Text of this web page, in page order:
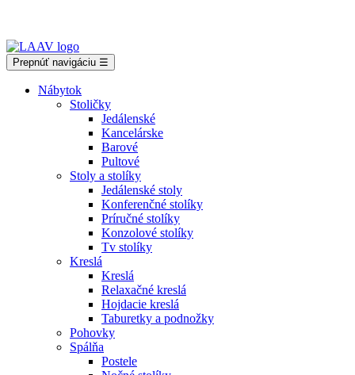
Prepnúť navigáciu ☰
Nábytok
Stoličky
Jedálenské
Kancelárske
Barové
Pultové
Stoly a stolíky
Jedálenské stoly
Konferenčné stolíky
Príručné stolíky
Konzolové stolíky
Tv stolíky
Kreslá
Kreslá
Relaxačné kreslá
Hojdacie kreslá
Taburetky a podnožky
Pohovky
Spálňa
Postele